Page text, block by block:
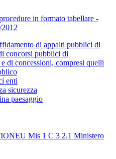
in formato tabellare -
di appalti pubblici di
concorsi pubblici di
di concessioni, compresi quelli
enti
sicurezza
paesaggio
Mis 1 C 3 2.1 Ministero